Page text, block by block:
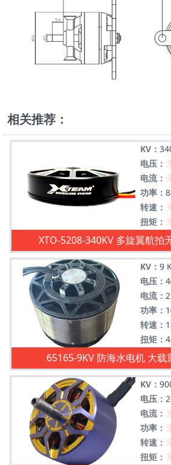
相关推荐：
KV：
电压：
电流：
功率：
转速：
扭矩：
XTO-5208-340KV 多旋翼航拍
KV： 9
电压：
电流：
功率：
转速：
扭矩：
65165-9KV 防海水电机 大载
KV：
电压：
电流：
功率：
转速：
扭矩：